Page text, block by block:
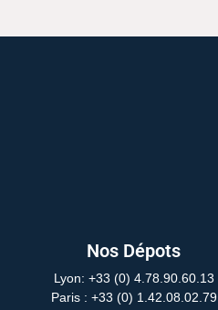
Nos Dépots
Lyon: +33 (0) 4.78.90.60.13
Paris : +33 (0) 1.42.08.02.79